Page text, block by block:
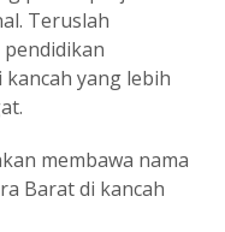
Teruslah
yang lebih
membawa nama
Barat di kancah